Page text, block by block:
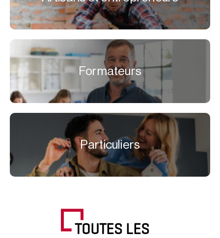
Formateurs
Particuliers
TOUTES LES